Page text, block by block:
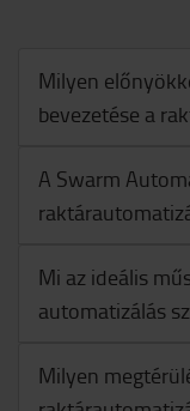
Milyen
bevezetése a
A Swarm
Mi az ideális
automatizálás
Milyen